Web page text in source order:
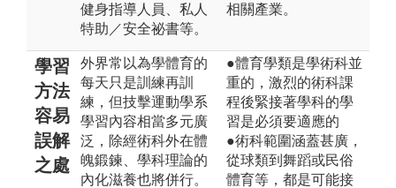
健身指導人員、私人
特助／安全祕書等。
相關產業。
學習
方法
容易
誤解
之處
外界常以為學體育的
每天只是訓練再訓
練，但技擊運動學系
學習內容相當多元廣
泛，除經術科外在體
魄鍛鍊、學科理論的
內化滋養也將併行。
●體育學類是學術科並
重的，激烈的術科課
程後緊接著學科的學
習是必須要適應的
●術科範圍涵蓋甚廣，
從球類到舞蹈或民俗
體育等，都是可能接